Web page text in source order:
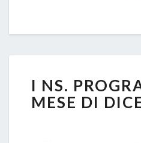
I NS.
MESE DI